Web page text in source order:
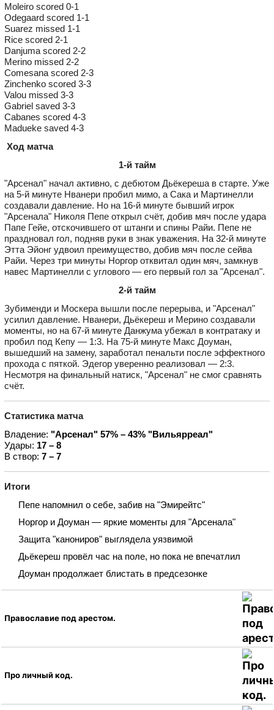
Moleiro scored 0-1
Odegaard scored 1-1
Suarez missed 1-1
Rice scored 2-1
Danjuma scored 2-2
Merino missed 2-2
Comesana scored 2-3
Zinchenko scored 3-3
Valou missed 3-3
Gabriel saved 3-3
Cabanes scored 4-3
Madueke saved 4-3
Ход матча
1-й тайм
"Арсенал" начал активно, с дебютом Дьёкереша в старте. Уже
на 5-й минуте Нванери пробил мимо, а Сака и Мартинелли
создавали давление. Но на 16-й минуте бывший игрок
"Арсенала" Николя Пепе открыл счёт, добив мяч после удара
Папе Гейе, отскочившего от штанги и спины Райи. Пепе не
праздновал гол, подняв руки в знак уважения. На 32-й минуте
Этта Эйонг удвоил преимущество, добив мяч после сейва
Райи. Через три минуты Норгор отквитал один мяч, замкнув
навес Мартинелли с углового — его первый гол за "Арсенал".
2-й тайм
Зубименди и Москера вышли после перерыва, и "Арсенал"
усилил давление. Нванери, Дьёкереш и Мерино создавали
моменты, но на 67-й минуте Данжума убежал в контратаку и
пробил под Кепу — 1:3. На 75-й минуте Макс Доуман,
вышедший на замену, заработал пенальти после эффектного
прохода с пяткой. Эдегор уверенно реализовал — 2:3.
Несмотря на финальный натиск, "Арсенал" не смог сравнять
счёт.
Статистика матча
Владение: "Арсенал" 57% – 43% "Вильярреал"
Удары: 17 – 8
В створ: 7 – 7
Итоги
Пепе напомнил о себе, забив на "Эмирейтс"
Норгор и Доуман — яркие моменты для "Арсенала"
Защита "канониров" выглядела уязвимой
Дьёкереш провёл час на поле, но пока не впечатлил
Доуман продолжает блистать в предсезонке
Православие под арестом.
Про личный код.